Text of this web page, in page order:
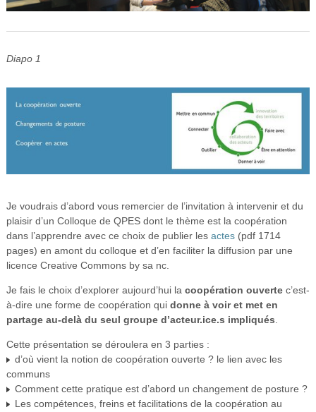
Diapo 1
Je voudrais d’abord vous remercier de l’invitation à intervenir et du
plaisir d’un Colloque de QPES dont le thème est la coopération
dans l’apprendre avec ce choix de publier les actes(pdf 1714
pages) en amont du colloque et d’en faciliter la diffusion par une
licence Creative Commons by sa nc.
Je fais le choix d’explorer aujourd’hui la coopération ouvertec’est-
à-dire une forme de coopération qui donne à voir et met en
partage au-delà du seul groupe d’acteur.ice.s impliqués
Cette présentation se déroulera en 3 parties :
d’où vient la notion de coopération ouverte ? le lien avec les
communs
Comment cette pratique est d’abord un changement de posture ?
Les compétences, freins et facilitations de la coopération au